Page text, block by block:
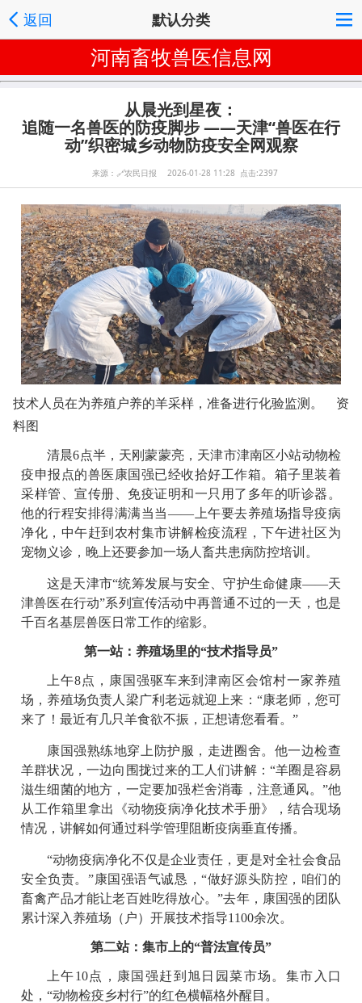
返回 默认分类
河南畜牧兽医信息网
从晨光到星夜：
追随一名兽医的防疫脚步 ——天津“兽医在行
动”织密城乡动物防疫安全网观察
来源： 🔗农民日报 2026-01-28 11:28 点击:2397
技术人员在为养殖户养的羊采样，准备进行化验监测。 资
料图
清晨6点半，天刚蒙蒙亮，天津市津南区小站动物检
疫申报点的兽医康国强已经收拾好工作箱。箱子里装着
采样管、宣传册、免疫证明和一只用了多年的听诊器。
他的行程安排得满满当当——上午要去养殖场指导疫病
净化，中午赶到农村集市讲解检疫流程，下午进社区为
宠物义诊，晚上还要参加一场人畜共患病防控培训。
这是天津市“统筹发展与安全、守护生命健康——天
津兽医在行动”系列宣传活动中再普通不过的一天，也是
千百名基层兽医日常工作的缩影。
第一站：养殖场里的“技术指导员”
上午8点，康国强驱车来到津南区会馆村一家养殖
场，养殖场负责人梁广利老远就迎上来：“康老师，您可
来了！最近有几只羊食欲不振，正想请您看看。”
康国强熟练地穿上防护服，走进圈舍。他一边检查
羊群状况，一边向围拢过来的工人们讲解：“羊圈是容易
滋生细菌的地方，一定要加强栏舍消毒，注意通风。”他
从工作箱里拿出《动物疫病净化技术手册》，结合现场
情况，讲解如何通过科学管理阻断疫病垂直传播。
“动物疫病净化不仅是企业责任，更是对全社会食品
安全负责。”康国强语气诚恳，“做好源头防控，咱们的
畜禽产品才能让老百姓吃得放心。”去年，康国强的团队
累计深入养殖场（户）开展技术指导1100余次。
第二站：集市上的“普法宣传员”
上午10点，康国强赶到旭日园菜市场。集市入口
处，“动物检疫乡村行”的红色横幅格外醒目。